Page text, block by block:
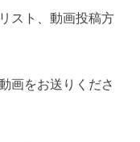
スト、動画投稿方
画をお送りくださ